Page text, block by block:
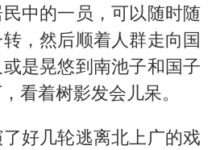
中的一员，可以随时随
，然后顺着人群走向国
是晃悠到南池子和国子
看着树影发会儿呆。
好几轮逃离北上广的戏